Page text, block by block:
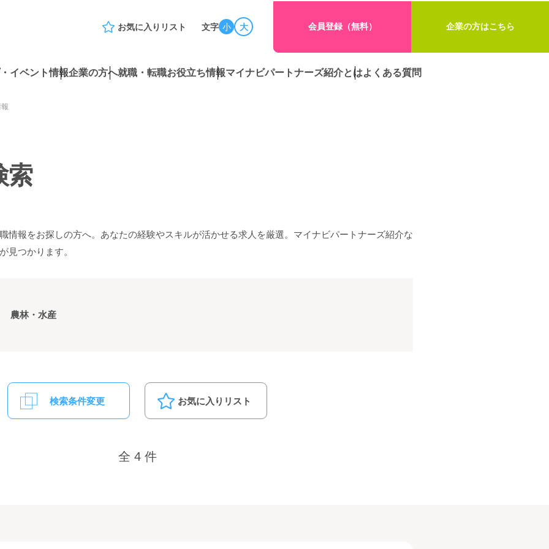
お気に入りリスト 文字 小 大 会員登録（無料） 企業の方はこちら
イベント情報企業の方へ就職・転職お役立ち情報マイナビパートナーズ紹介とはよくある質問
索
情報をお探しの方へ。あなたの経験やスキルが活かせる求人を厳選。マイナビパートナーズ紹介な
見つかります。
農林・水産
検索条件変更 お気に入りリスト
全 4 件